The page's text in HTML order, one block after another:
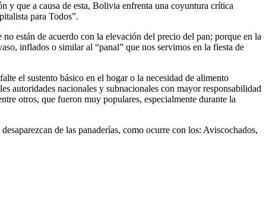
y que a causa de esta, Bolivia enfrenta una coyuntura crítica
para Todos”.
están de acuerdo con la elevación del precio del pan; porque en la
inflados o similar al “panal” que nos servimos en la fiesta de
el sustento básico en el hogar o la necesidad de alimento
autoridades nacionales y subnacionales con mayor responsabilidad
otros, que fueron muy populares, especialmente durante la
de las panaderías, como ocurre con los: Aviscochados,